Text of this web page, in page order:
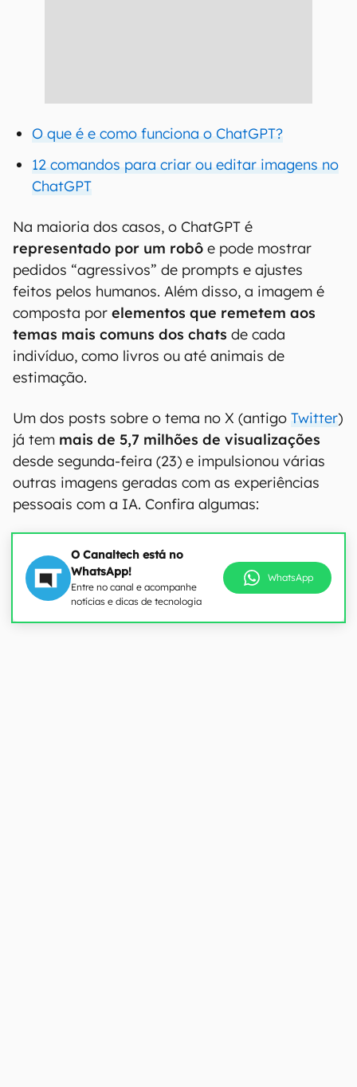
O que é e como funciona o ChatGPT?
12 comandos para criar ou editar imagens no
ChatGPT
Na maioria dos casos, o ChatGPT é
representado por um robô e pode mostrar
pedidos “agressivos” de prompts e ajustes
feitos pelos humanos. Além disso, a imagem é
composta por elementos que remetem aos
temas mais comuns dos chats de cada
indivíduo, como livros ou até animais de
estimação.
Um dos posts sobre o tema no X (antigo Twitter)
já tem mais de 5,7 milhões de visualizações
desde segunda-feira (23) e impulsionou várias
outras imagens geradas com as experiências
pessoais com a IA. Confira algumas:
O Canaltech está no
WhatsApp!
Entre no canal e acompanhe
notícias e dicas de tecnologia
WhatsApp